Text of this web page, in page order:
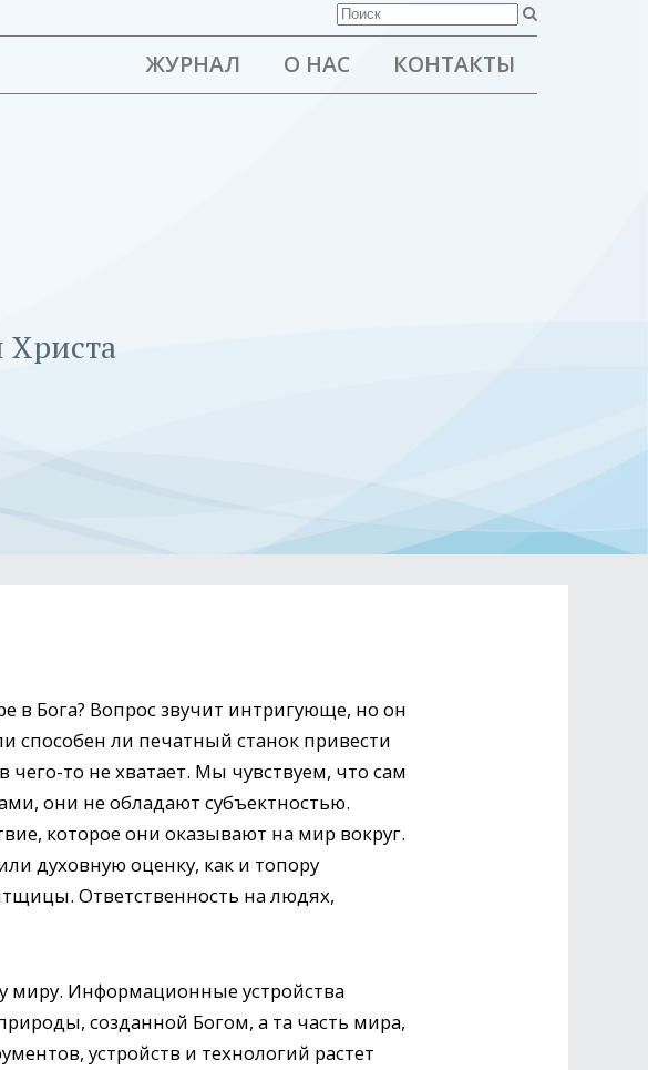
ЖУРНАЛ О НАС КОНТАКТЫ
Христа
в Бога? Вопрос звучит интригующе, но он
способен ли печатный станок привести
чего-то не хватает. Мы чувствуем, что сам
они не обладают субъектностью.
которое они оказывают на мир вокруг.
духовную оценку, как и топору
Ответственность на людях,
миру. Информационные устройства
созданной Богом, а та часть мира,
устройств и технологий растет